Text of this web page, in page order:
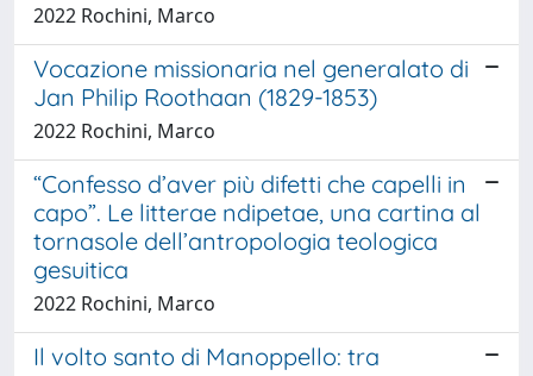
2022 Rochini, Marco
Vocazione missionaria nel generalato di
Jan Philip Roothaan (1829-1853)
2022 Rochini, Marco
“Confesso d’aver più difetti che capelli in
capo”. Le litterae ndipetae, una cartina al
tornasole dell’antropologia teologica
gesuitica
2022 Rochini, Marco
Il volto santo di Manoppello: tra